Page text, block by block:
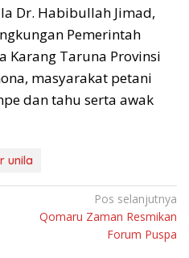
Dr. Habibullah Jimad,
Pemerintah
Karang Taruna Provinsi
masyarakat petani
dan tahu serta awak
unila
Pos selanjutnya
Qomaru Zaman Resmikan
Forum Puspa